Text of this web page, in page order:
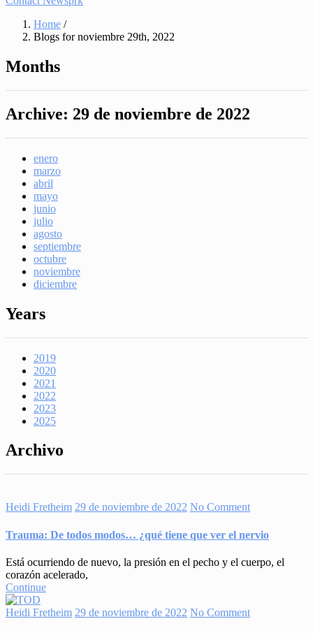
Home /
Blogs for noviembre 29th, 2022
Months
Archive: 29 de noviembre de 2022
enero
marzo
abril
mayo
junio
julio
agosto
septiembre
octubre
noviembre
diciembre
Years
2019
2020
2021
2022
2023
2025
Archivo
Heidi Fretheim 29 de noviembre de 2022 No Comment
Trauma: De todos modos… ¿qué tiene que ver el nervio
Está ocurriendo de nuevo, la presión en el pecho y el cuerpo, el
corazón acelerado,
Continue
Heidi Fretheim 29 de noviembre de 2022 No Comment